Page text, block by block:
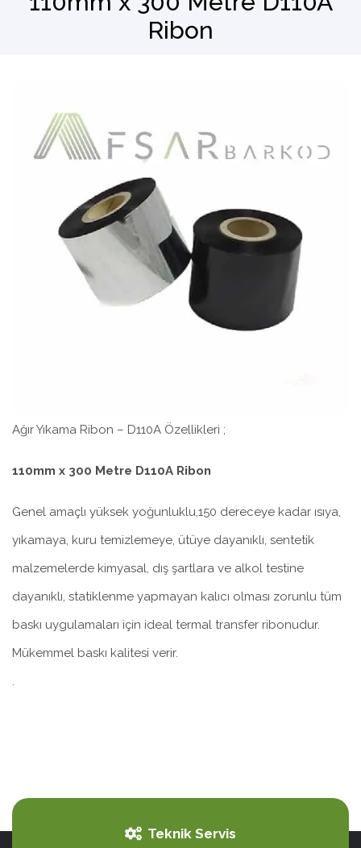
Ribon
Ağır Yıkama Ribon – D110A Özellikleri ;
110mm x 300 Metre D110A Ribon
Genel amaçlı yüksek yoğunluklu,150 dereceye kadar ısıya,
yıkamaya, kuru temizlemeye, ütüye dayanıklı, sentetik
malzemelerde kimyasal, dış şartlara ve alkol testine
dayanıklı, statiklenme yapmayan kalıcı olması zorunlu tüm
baskı uygulamaları için ideal termal transfer ribonudur.
Mükemmel baskı kalitesi verir.
.
Teknik Servis